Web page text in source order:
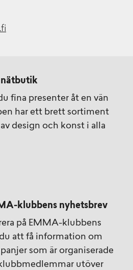
nätbutik
fina presenter åt en vän
har ett brett sortiment
design och konst i alla
klubbens nyhetsbrev
på EMMA-klubbens
att få information om
som är organiserade
utöver